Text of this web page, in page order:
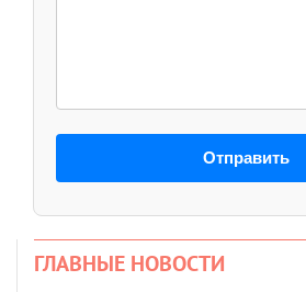
Отправить
ГЛАВНЫЕ НОВОСТИ